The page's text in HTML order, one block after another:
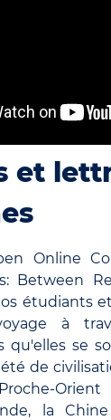
et
Online
Between
étudiants
à
qu'elles se
de
la